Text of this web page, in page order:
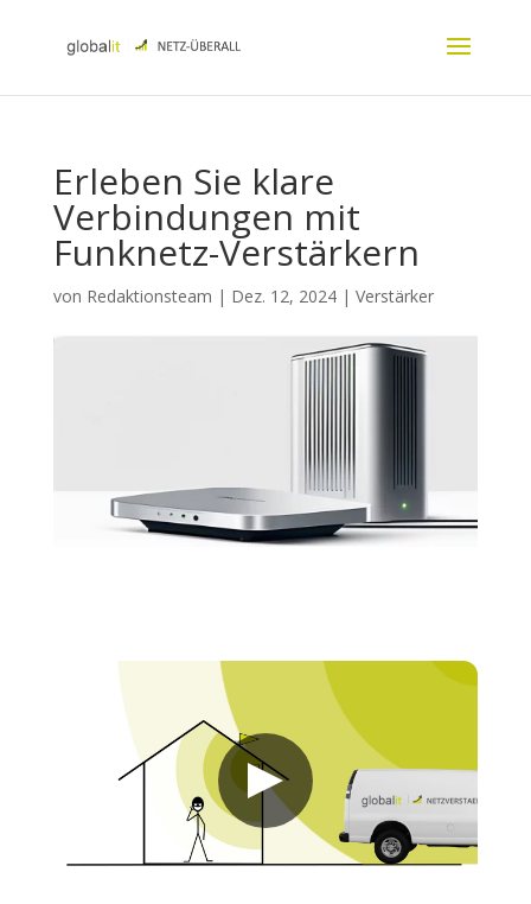
Erleben Sie klare
Verbindungen mit
Funknetz-Verstärkern
von Redaktionsteam | Dez. 12, 2024| Verstärker